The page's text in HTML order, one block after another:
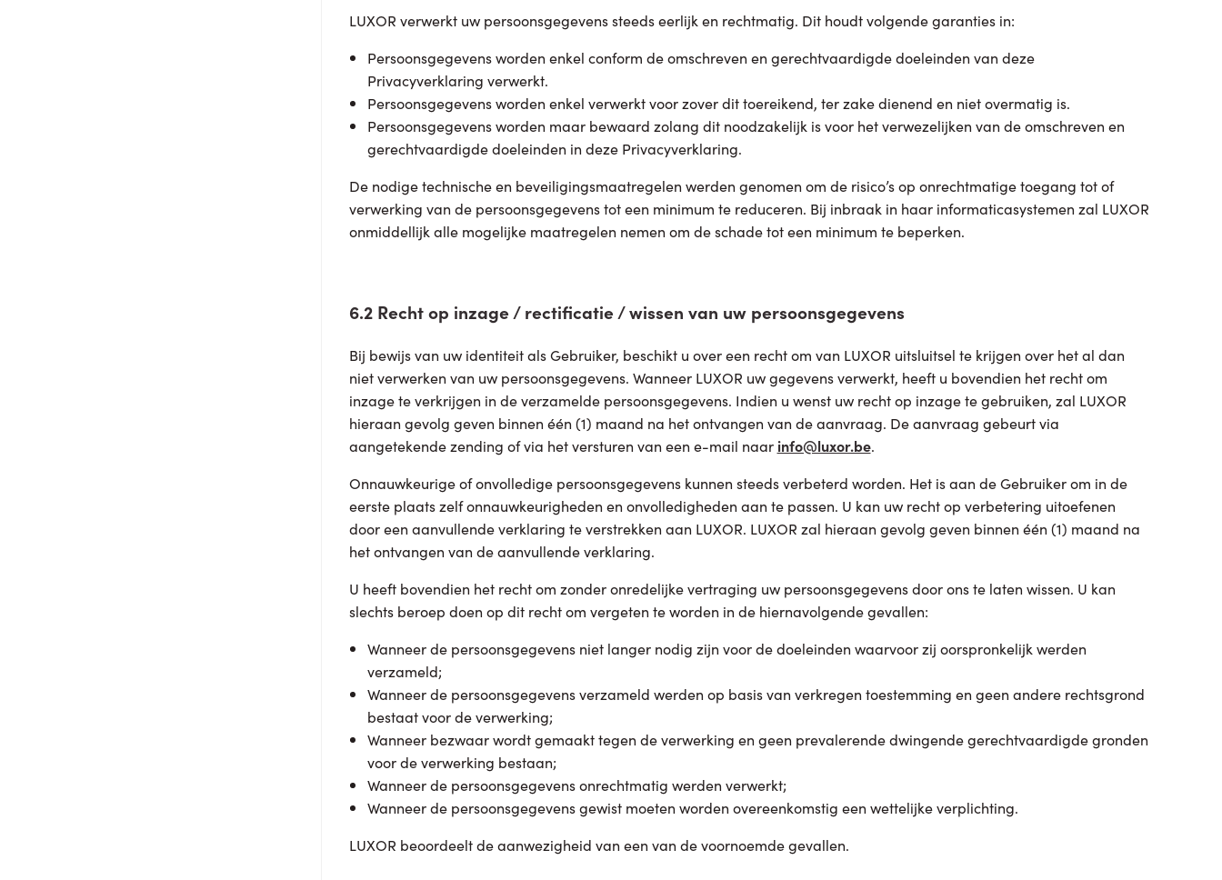
LUXOR verwerkt uw persoonsgegevens steeds eerlijk en rechtmatig. Dit houdt volgende garanties in:
Persoonsgegevens worden enkel conform de omschreven en gerechtvaardigde doeleinden van deze
Privacyverklaring verwerkt.
Persoonsgegevens worden enkel verwerkt voor zover dit toereikend, ter zake dienend en niet overmatig is.
Persoonsgegevens worden maar bewaard zolang dit noodzakelijk is voor het verwezelijken van de omschreven en
gerechtvaardigde doeleinden in deze Privacyverklaring.
De nodige technische en beveiligingsmaatregelen werden genomen om de risico’s op onrechtmatige toegang tot of
verwerking van de persoonsgegevens tot een minimum te reduceren. Bij inbraak in haar informaticasystemen zal LUXOR
onmiddellijk alle mogelijke maatregelen nemen om de schade tot een minimum te beperken.
6.2 Recht op inzage / rectificatie / wissen van uw persoonsgegevens
Bij bewijs van uw identiteit als Gebruiker, beschikt u over een recht om van LUXOR uitsluitsel te krijgen over het al dan
niet verwerken van uw persoonsgegevens. Wanneer LUXOR uw gegevens verwerkt, heeft u bovendien het recht om
inzage te verkrijgen in de verzamelde persoonsgegevens. Indien u wenst uw recht op inzage te gebruiken, zal LUXOR
hieraan gevolg geven binnen één (1) maand na het ontvangen van de aanvraag. De aanvraag gebeurt via
aangetekende zending of via het versturen van een e-mail naar info@luxor.be.
Onnauwkeurige of onvolledige persoonsgegevens kunnen steeds verbeterd worden. Het is aan de Gebruiker om in de
eerste plaats zelf onnauwkeurigheden en onvolledigheden aan te passen. U kan uw recht op verbetering uitoefenen
door een aanvullende verklaring te verstrekken aan LUXOR. LUXOR zal hieraan gevolg geven binnen één (1) maand na
het ontvangen van de aanvullende verklaring.
U heeft bovendien het recht om zonder onredelijke vertraging uw persoonsgegevens door ons te laten wissen. U kan
slechts beroep doen op dit recht om vergeten te worden in de hiernavolgende gevallen:
Wanneer de persoonsgegevens niet langer nodig zijn voor de doeleinden waarvoor zij oorspronkelijk werden
verzameld;
Wanneer de persoonsgegevens verzameld werden op basis van verkregen toestemming en geen andere rechtsgrond
bestaat voor de verwerking;
Wanneer bezwaar wordt gemaakt tegen de verwerking en geen prevalerende dwingende gerechtvaardigde gronden
voor de verwerking bestaan;
Wanneer de persoonsgegevens onrechtmatig werden verwerkt;
Wanneer de persoonsgegevens gewist moeten worden overeenkomstig een wettelijke verplichting.
LUXOR beoordeelt de aanwezigheid van een van de voornoemde gevallen.